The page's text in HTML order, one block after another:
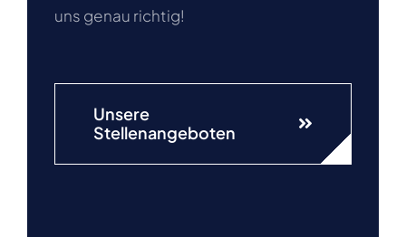
uns genau richtig!
Unsere
Stellenangeboten